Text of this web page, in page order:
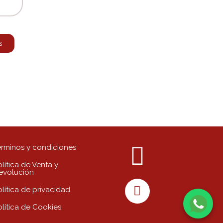
y condiciones
de Venta y
de privacidad
de Cookies